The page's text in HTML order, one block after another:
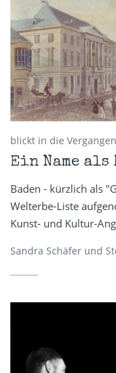
blickt in die
Ein Name
Baden - kürzlich als
Welterbe-Liste
Kunst- und Kultur-
Sandra Schäfer und